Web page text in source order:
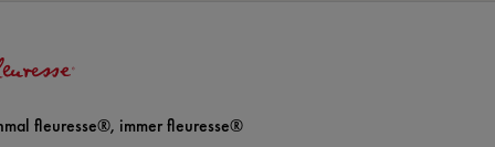
fleuresse®, immer fleuresse®